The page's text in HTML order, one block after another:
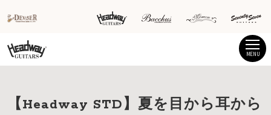
MENU
【Headway STD】夏を目から耳から